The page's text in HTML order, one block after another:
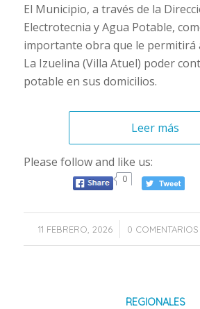
El Municipio, a través de la
Electrotecnia y Agua Potable,
importante obra que le permitirá
La Izuelina (Villa Atuel) poder
potable en sus domicilios.
Leer más
Please follow and like us:
0
11 FEBRERO, 2026
/ 0 COMENTARIOS
/
REGIONALES